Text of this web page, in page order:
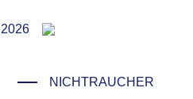
RSS
NICHTRAUCHER